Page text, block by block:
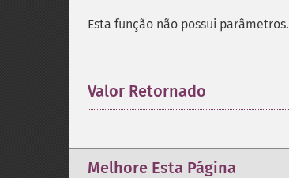
Esta função não possui parâmetros.
Valor Retornado
Melhore Esta Página